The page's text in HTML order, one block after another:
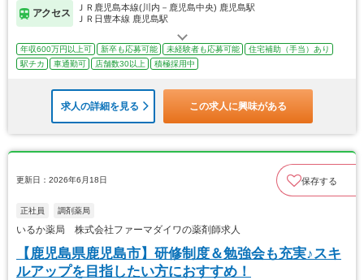
アクセス
ＪＲ鹿児島本線(川内－鹿児島中央) 鹿児島駅
ＪＲ日豊本線 鹿児島駅
年収600万円以上可 新卒も応募可能 未経験者も応募可能
住宅補助（手当）あり
駅チカ
車通勤可 店舗数30以上 積極採用中
求人の詳細を見る この求人に興味がある
更新日：2026年6月18日 保存する
正社員 調剤薬局
いるか薬局 株式会社ファーマダイワの薬剤師求人
【鹿児島県鹿児島市】研修制度＆勉強会も充実♪スキ
ルアップを目指したい方におすすめ！